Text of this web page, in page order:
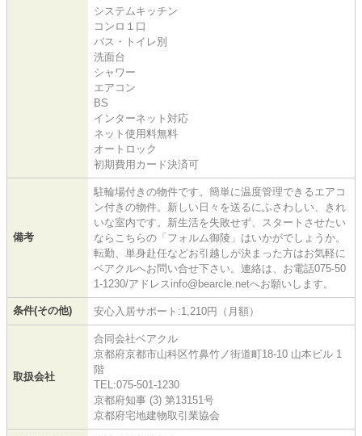
システムキッチン
コンロ１口
バス・トイレ別
洗面台
シャワー
エアコン
BS
インターネット対応
ネット使用料無料
オートロック
初期費用カード決済可
備考
駐輪場付きの物件です。簡単に温度管理できるエアコ
ン付きの物件。新しい日々を送るにふさわしい、きれ
いな室内です。新生活を失敗せず、スタートさせたい
ならこちらの「フォルム御陵」はいかがでしょうか。
転勤、単身赴任などお引越しが決まった方はお気軽に
ベアクルへお問い合せ下さい。連絡は、お電話075-50
1-1230/アドレスinfo@bearcle.netへお願いします。
条件(その他) 安心入居サポート:1,210円（月額）
取扱会社
合同会社ベアクル
京都府京都市山科区竹鼻竹ノ街道町18-10 山本ビル 1
階
TEL:075-501-1230
京都府知事 (3) 第13151号
京都府宅地建物取引業協会